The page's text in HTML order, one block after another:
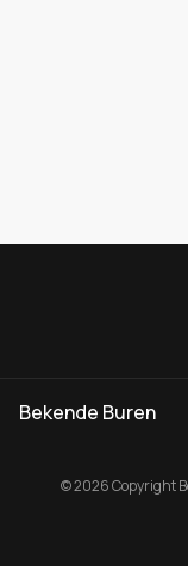
Bekende Buren
© 2026 Copyright